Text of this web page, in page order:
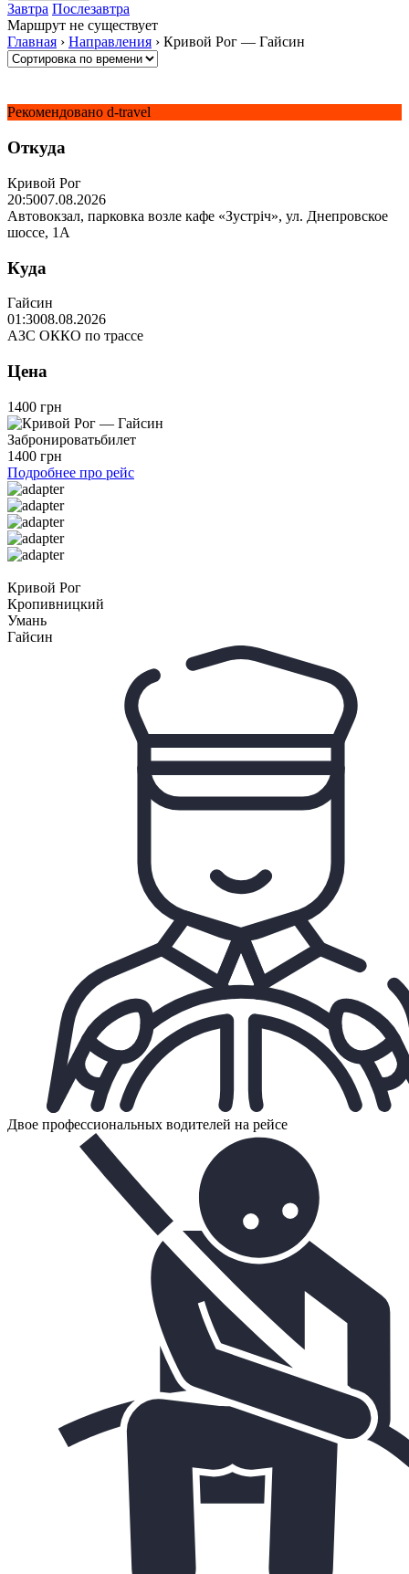
Завтра Послезавтра
Маршрут не существует
Главная › Направления › Кривой Рог — Гайсин
Рекомендовано d-travel
Откуда
Кривой Рог
20:5007.08.2026
Автовокзал, парковка возле кафе «Зустріч», ул. Днепровское
шоссе, 1А
Куда
Гайсин
01:3008.08.2026
АЗС ОККО по трассе
Цена
1400 грн
Забронироватьбилет
1400 грн
Подробнее про рейс
Кривой Рог
Кропивницкий
Умань
Гайсин
Двое профессиональных водителей на рейсе